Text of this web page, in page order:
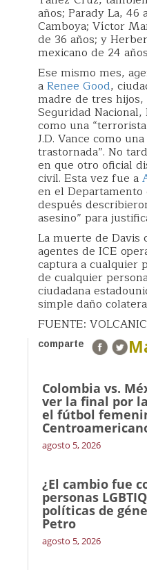
años; Parady La, 46
Camboya; Víctor
de 36 años; y
mexicano de 24
Ese mismo mes,
aRenee Good,
madre de tres
Seguridad
como una
J.D. Vance como
trastornada”. No
en que otro oficial
civil. Esta vez fue a
en el
después
asesino” para
La muerte de Davis
agentes de ICE
captura a cualquier
de cualquier
ciudadana
simple daño
FUENTE:
comparte
Colombia vs.
ver la final por
el fútbol
agosto 5, 2026
¿El cambio fue
personas
políticas de
Petro
agosto 5, 2026